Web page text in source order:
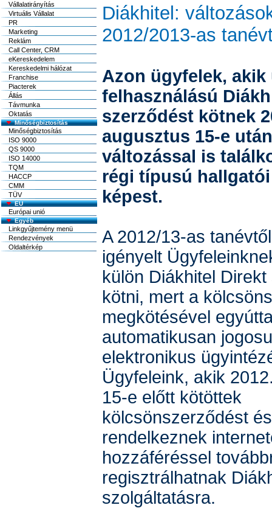
Vállalatirányítás
Virtuális Vállalat
PR
Marketing
Reklám
Call Center, CRM
eKereskedelem
Kereskedelmi hálózat
Franchise
Piacterek
Állás
Távmunka
Oktatás
Minőségbiztosítás
Minőségbiztosítás
ISO 9000
QS 9000
ISO 14000
TQM
HACCP
CMM
TÜV
EU
Európai unió
Egyéb
Linkgyűjtemény menü
Rendezvények
Oldaltérkép
Diákhitel:
2012/2013-as
Azon ügyfelek, akik
felhasználású
szerződést kötnek
augusztus 15-e
változással is
régi típusú
képest.
A 2012/13-as
igényelt
külön Diákhitel
kötni, mert a
megkötésével
automatikusan
elektronikus
Ügyfeleink, akik
15-e előtt kötöttek
kölcsönszerződést
rendelkeznek
hozzáféréssel
regisztrálhatnak
szolgáltatásra.